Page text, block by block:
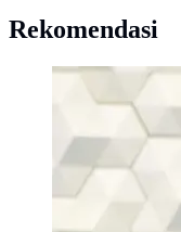
Rekomendasi